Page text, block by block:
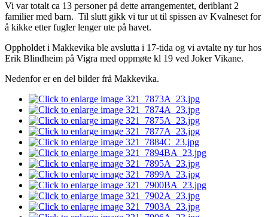
Vi var totalt ca 13 personer på dette arrangementet, deriblant 2
familier med barn. Til slutt gikk vi tur ut til spissen av Kvalneset for
å kikke etter fugler lenger ute på havet.
Oppholdet i Makkevika ble avslutta i 17-tida og vi avtalte ny tur hos
Erik Blindheim på Vigra med oppmøte kl 19 ved Joker Vikane.
Nedenfor er en del bilder frå Makkevika.